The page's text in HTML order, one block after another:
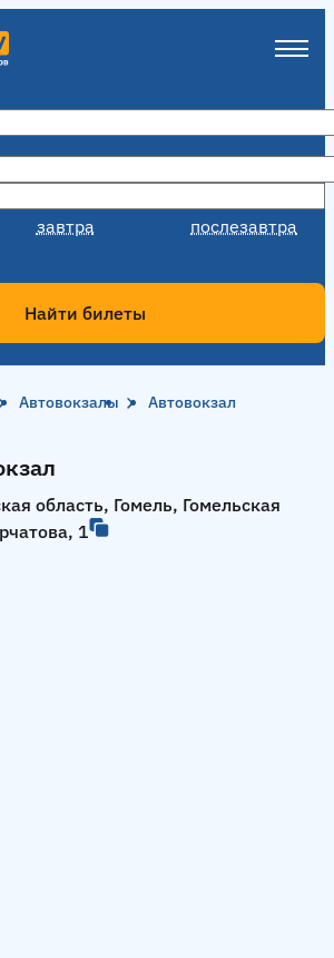
завтра послезавтра
Найти билеты
Автовокзалы Автовокзал
область, Гомель, Гомельская
1